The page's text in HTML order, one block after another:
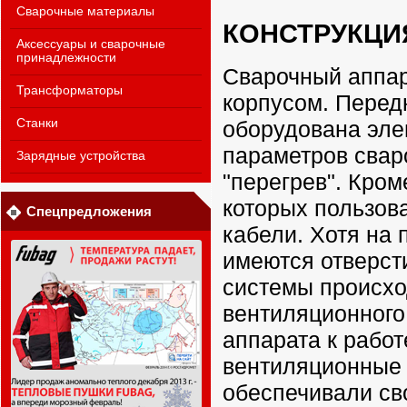
Сварочные материалы
Аксессуары и сварочные
принадлежности
Трансформаторы
Станки
Зарядные устройства
Спецпредложения
Сварочный
корпусом.
оборудована
параметров
"перегрев".
которых
кабели. Хотя на
имеются
системы
аппарата к
вентиляционные
обеспечивали